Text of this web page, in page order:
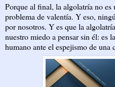
Porque al final, la algolatría no
problema de valentía. Y eso,
por nosotros. Y es que la
nuestro miedo a pensar sin él: es
humano ante el espejismo de una